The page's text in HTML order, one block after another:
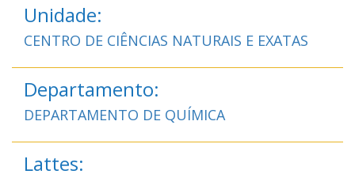
Unidade:
CENTRO DE CIÊNCIAS NATURAIS E EXATAS
Departamento:
DEPARTAMENTO DE QUÍMICA
Lattes: